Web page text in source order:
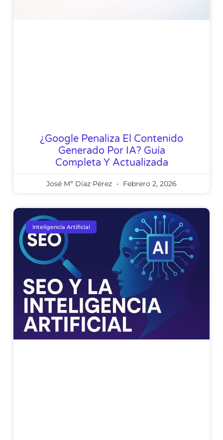
¿Google Penaliza El Contenido
Generado Por IA? Guía
Completa Y Actualizada
José Mª Díaz Pérez Febrero 2, 2026
Inteligencia Artificial